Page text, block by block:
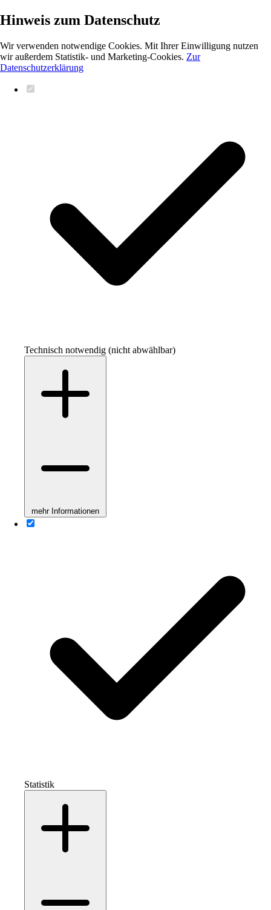
Hinweis zum Datenschutz
Wir verwenden notwendige Cookies. Mit Ihrer Einwilligung nutzen
wir außerdem Statistik- und Marketing-Cookies. Zur
Datenschutzerklärung
Technisch notwendig (nicht abwählbar)
mehr Informationen
Statistik